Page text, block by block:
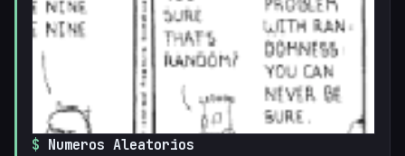
Numeros Aleatorios